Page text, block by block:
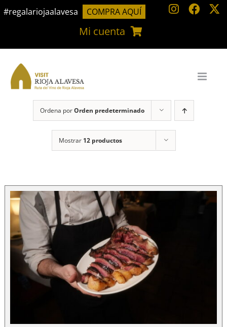
Saltar
#regalariojaalavesa COMPRA AQUÍ
Mi cuenta
Ordena porOrden predeterminado
Mostrar 12 productos